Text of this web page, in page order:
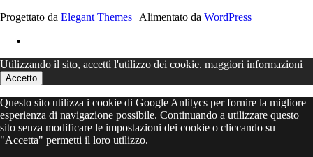
Progettato da Elegant Themes | Alimentato da WordPress
Utilizzando il sito, accetti l'utilizzo dei cookie. maggiori informazioni
Accetto
Questo sito utilizza i cookie di Google Anlitycs per fornire la migliore
esperienza di navigazione possibile. Continuando a utilizzare questo
sito senza modificare le impostazioni dei cookie o cliccando su
"Accetta" permetti il loro utilizzo.